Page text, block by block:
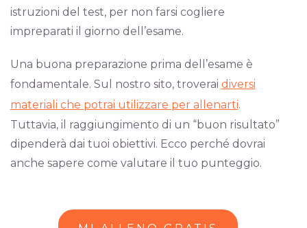
istruzioni del test, per non farsi cogliere
impreparati il giorno dell’esame.
Una buona preparazione prima dell’esame è
fondamentale. Sul nostro sito, troverai diversi
materiali che potrai utilizzare per allenarti.
Tuttavia, il raggiungimento di un “buon risultato”
dipenderà dai tuoi obiettivi. Ecco perché dovrai
anche sapere come valutare il tuo punteggio.